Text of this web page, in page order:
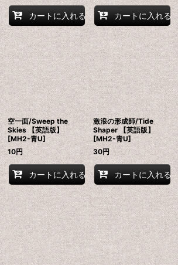
カートに入れる カートに入れる
空一面/Sweep the
Skies 【英語版】
[MH2-青U]
10円
カートに入れる
激浪の形成師/Tide
Shaper 【英語版】
[MH2-青U]
30円
カートに入れる